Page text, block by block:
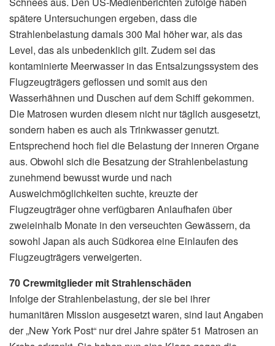
spätere Untersuchungen ergeben, dass die
Strahlenbelastung damals 300 Mal höher war, als das
Level, das als unbedenklich gilt. Zudem sei das
kontaminierte Meerwasser in das Entsalzungssystem des
Flugzeugträgers geflossen und somit aus den
Wasserhähnen und Duschen auf dem Schiff gekommen.
Die Matrosen wurden diesem nicht nur täglich ausgesetzt,
sondern haben es auch als Trinkwasser genutzt.
Entsprechend hoch fiel die Belastung der inneren Organe
aus. Obwohl sich die Besatzung der Strahlenbelastung
zunehmend bewusst wurde und nach
Ausweichmöglichkeiten suchte, kreuzte der
Flugzeugträger ohne verfügbaren Anlaufhafen über
zweieinhalb Monate in den verseuchten Gewässern, da
sowohl Japan als auch Südkorea eine Einlaufen des
Flugzeugträgers verweigerten.
70 Crewmitglieder mit Strahlenschäden
Infolge der Strahlenbelastung, der sie bei ihrer
humanitären Mission ausgesetzt waren, sind laut Angaben
der „New York Post“ nur drei Jahre später 51 Matrosen an